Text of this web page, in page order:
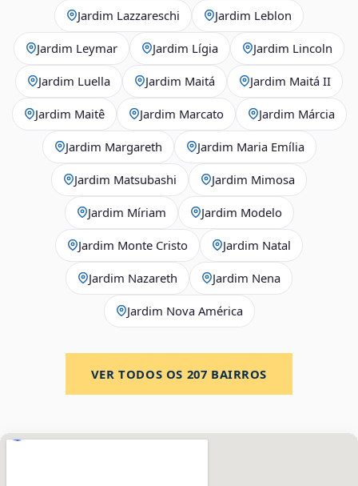
Jardim Lazzareschi Jardim Leblon
Jardim Leymar Jardim Lígia Jardim Lincoln
Jardim Luella Jardim Maitá Jardim Maitá II
Jardim Maitê Jardim Marcato Jardim Márcia
Jardim Margareth Jardim Maria Emília
Jardim Matsubashi Jardim Mimosa
Jardim Míriam Jardim Modelo
Jardim Monte Cristo Jardim Natal
Jardim Nazareth Jardim Nena
Jardim Nova América
VER TODOS OS 207 BAIRROS